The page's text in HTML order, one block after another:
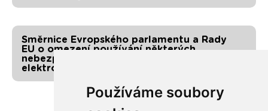
Používáme soubory
Směrnice Evropského parlamentu a Rady
EU o omezení používání některých
nebezpečných látek v elektrických a
elektronických zařízeních